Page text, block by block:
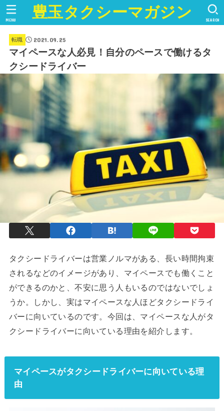
豊玉タクシーマガジン SEARCH
MENU
転職 2021.09.25
マイペースな人必見！自分のペースで働けるタ
クシードライバー
タクシードライバーは営業ノルマがある、長い時間拘束
されるなどのイメージがあり、マイペースでも働くこと
ができるのかと、不安に思う人もいるのではないでしょ
うか。しかし、実はマイペースな人ほどタクシードライ
バーに向いているのです。今回は、マイペースな人がタ
クシードライバーに向いている理由を紹介します。
マイペースがタクシードライバーに向いている理
由